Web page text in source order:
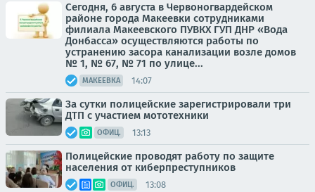
Сегодня, 6 августа в Червоногвардейском
районе города Макеевки сотрудниками
филиала Макеевского ПУВКХ ГУП ДНР «Вода
Донбасса» осуществляются работы по
устранению засора канализации возле домов
№ 1, № 67, № 71 по улице...
МАКЕЕВКА 14:07
За сутки полицейские зарегистрировали три
ДТП с участием мототехники
ОФИЦ. 13:13
Полицейские проводят работу по защите
населения от киберпреступников
ОФИЦ. 13:08